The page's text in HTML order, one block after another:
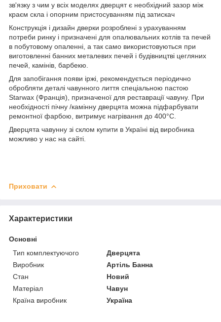
зв'язку з чим у всіх моделях дверцят є необхідний зазор між
краєм скла і опорним пристосуванням під затискач
Конструкція і дизайн дверки розроблені з урахуванням
потреби ринку і призначені для опалювальних котлів та печей
в побутовому опаленні, а так само використовуються при
виготовленні банних металевих печей і будівництві цегляних
печей, камінів, барбекю.
Для запобігання появи іржі, рекомендується періодично
обробляти деталі чавунного лиття спеціальною пастою
Starwax (Франція), призначеної для реставрації чавуну. При
необхідності пічну /камінну дверцята можна підфарбувати
ремонтної фарбою, витримує нагрівання до 400°С.
Дверцята чавунну зі склом купити в Україні від виробника
можливо у нас на сайті.
Приховати
Характеристики
Основні
Тип комплектуючого
Дверцята
Виробник
Артіль Банна
Стан
Новий
Матеріал
Чавун
Країна виробник
Україна